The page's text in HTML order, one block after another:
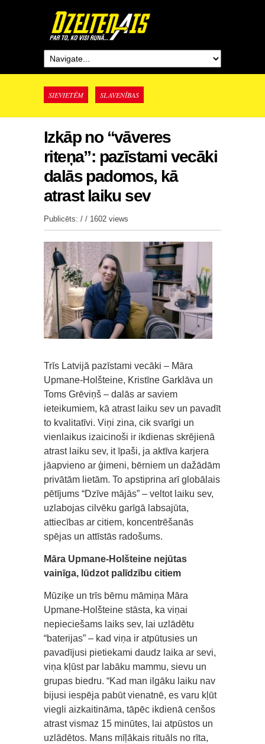
SIEVIETĒM SLAVENĪBAS
Izkāp no “vāveres
riteņa”: pazīstami vecāki
dalās padomos, kā
atrast laiku sev
Publicēts: / / 1602 views
Trīs Latvijā pazīstami vecāki – Māra
Upmane-Holšteine, Kristīne Garklāva un
Toms Grēviņš – dalās ar saviem
ieteikumiem, kā atrast laiku sev un pavadīt
to kvalitatīvi. Viņi zina, cik svarīgi un
vienlaikus izaicinoši ir ikdienas skrējienā
atrast laiku sev, it īpaši, ja aktīva karjera
jāapvieno ar ģimeni, bērniem un dažādām
privātām lietām. To apstiprina arī globālais
pētījums “Dzīve mājās” – veltot laiku sev,
uzlabojas cilvēku garīgā labsajūta,
attiecības ar citiem, koncentrēšanās
spējas un attīstās radošums.
Māra Upmane-Holšteine nejūtas
vainīga, lūdzot palīdzību citiem
Mūziķe un trīs bērnu māmiņa Māra
Upmane-Holšteine stāsta, ka viņai
nepieciešams laiks sev, lai uzlādētu
“baterijas” – kad viņa ir atpūtusies un
pavadījusi pietiekami daudz laika ar sevi,
viņa kļūst par labāku mammu, sievu un
grupas biedru. “Kad man ilgāku laiku nav
bijusi iespēja pabūt vienatnē, es varu kļūt
viegli aizkaitināma, tāpēc ikdienā cenšos
atrast vismaz 15 minūtes, lai atpūstos un
uzlādētos. Mans mīļākais rituāls no rīta,